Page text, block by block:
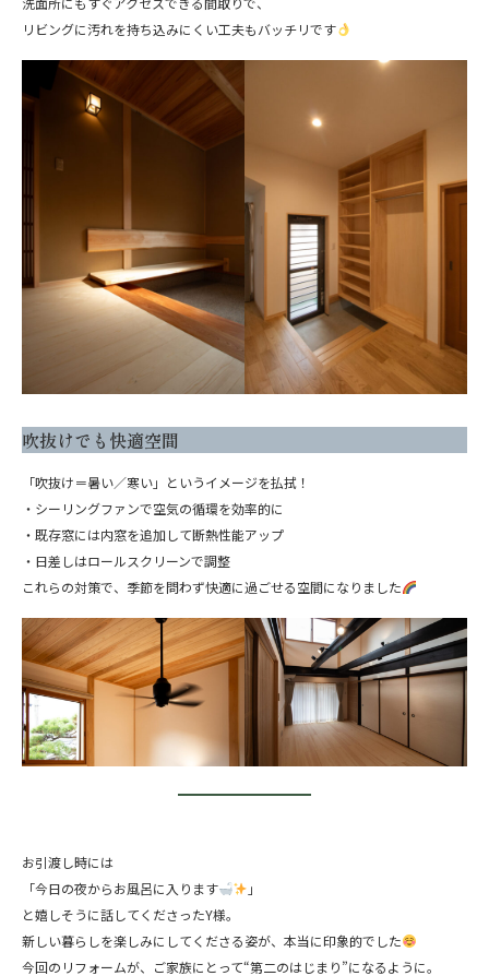
リビングに汚れを持ち込みにくい工夫もバッチリです
吹抜けでも快適空間
「吹抜け＝暑い／寒い」というイメージを払拭！
・シーリングファンで空気の循環を効率的に
・既存窓には内窓を追加して断熱性能アップ
・日差しはロールスクリーンで調整
これらの対策で、季節を問わず快適に過ごせる空間になりました
お引渡し時には
「今日の夜からお風呂に入ります
」
と嬉しそうに話してくださったY様。
新しい暮らしを楽しみにしてくださる姿が、本当に印象的でした
今回のリフォームが、ご家族にとって“第二のはじまり”になるように。